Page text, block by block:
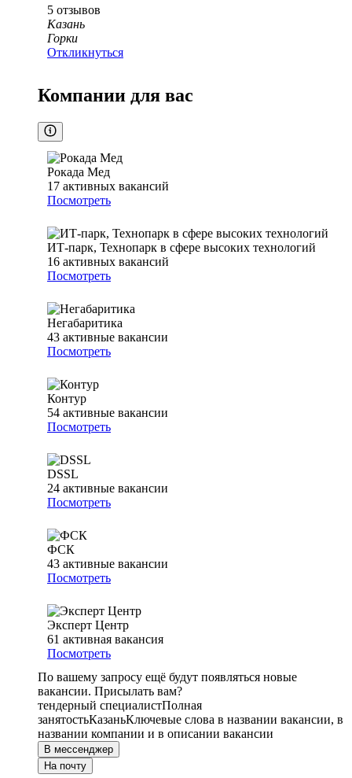
5 отзывов
Казань
Горки
Откликнуться
Компании для вас
Рокада Мед
17 активных вакансий
Посмотреть
ИТ-парк, Технопарк в сфере высоких технологий
16 активных вакансий
Посмотреть
Негабаритика
43 активные вакансии
Посмотреть
Контур
54 активные вакансии
Посмотреть
DSSL
24 активные вакансии
Посмотреть
ФСК
43 активные вакансии
Посмотреть
Эксперт Центр
61 активная вакансия
Посмотреть
По вашему запросу ещё будут появляться новые
вакансии. Присылать вам?
тендерный специалистПолная
занятостьКазаньКлючевые слова в названии вакансии, в
названии компании и в описании вакансии
В мессенджер
На почту